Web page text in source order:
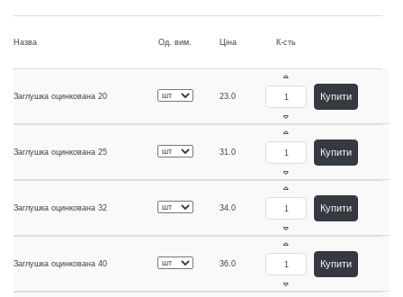
Назва Од. вим. Ціна К-сть
Заглушка оцинкована 20 23.0 Купити
Заглушка оцинкована 25 31.0 Купити
Заглушка оцинкована 32 34.0 Купити
Заглушка оцинкована 40 36.0 Купити